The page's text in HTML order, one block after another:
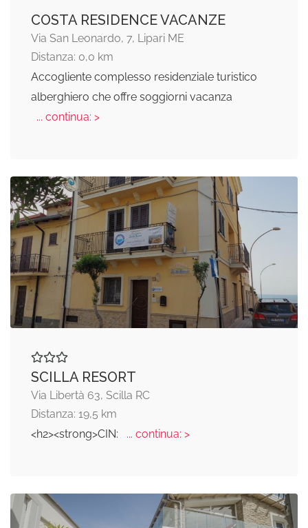
COSTA RESIDENCE VACANZE
Via San Leonardo, 7, Lipari ME
Distanza: 0,0 km
Accogliente complesso residenziale turistico
alberghiero che offre soggiorni vacanza
... continua: >
SCILLA RESORT
Via Libertà 63, Scilla RC
Distanza: 19,5 km
<h2><strong>CIN:
... continua: >